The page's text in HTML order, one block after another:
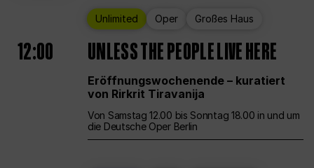
Unlimited Oper Großes Haus
12:00 UNLESS THE PEOPLE LIVE HERE
Eröffnungswochenende – kuratiert
von Rirkrit Tiravanija
Von Samstag 12.00 bis Sonntag 18.00 in und um
die Deutsche Oper Berlin